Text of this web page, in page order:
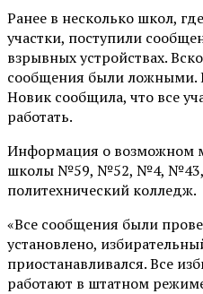
Ранее в несколько школ,
участки, поступили
взрывных устройствах.
сообщения были ложными.
Новик сообщила, что все
работать.
Информация о возможном
школы №59, №52, №4,
политехнический колледж.
«Все сообщения были
установлено,
приостанавливался. Все
работают в штатном